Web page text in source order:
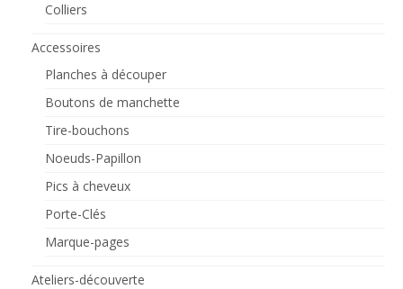
Colliers
Accessoires
Planches à découper
Boutons de manchette
Tire-bouchons
Noeuds-Papillon
Pics à cheveux
Porte-Clés
Marque-pages
Ateliers-découverte